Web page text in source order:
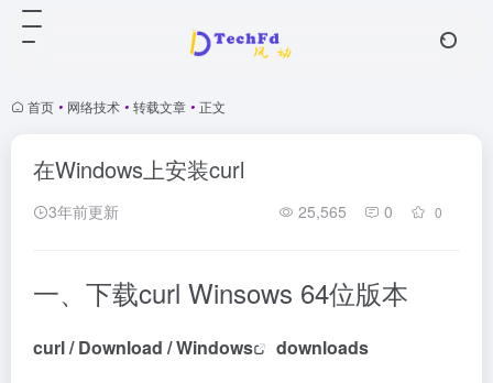
首页 • 网络技术 • 转载文章 • 正文
在Windows上安装curl
3年前更新 25,565 0 0
一、下载curl Winsows 64位版本
curl / Download /Windows downloads